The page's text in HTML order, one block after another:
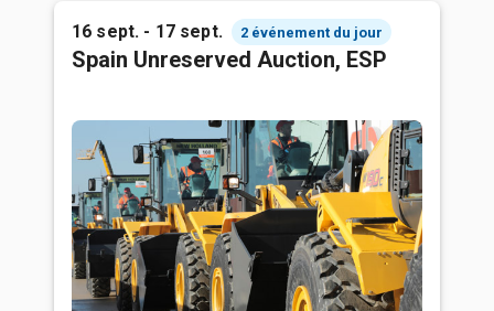
16 sept. - 17 sept. 2 événement du jour
Spain Unreserved Auction, ESP